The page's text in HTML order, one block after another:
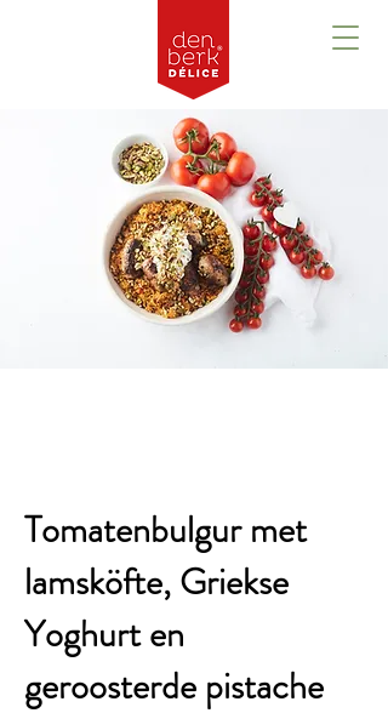
Tomatenbulgur met
lamsköfte, Griekse
Yoghurt en
geroosterde pistache